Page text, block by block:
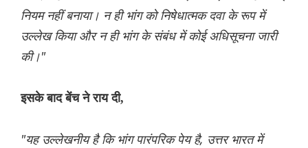
नियम नहीं बनाया। न ही भांग को निषेधात्मक दवा के रूप में
उल्लेख किया और न ही भांग के संबंध में कोई अधिसूचना जारी
की।"
इसके बाद बेंच ने राय दी,
"यह उल्लेखनीय है कि भांग पारंपरिक पेय है, उत्तर भारत में